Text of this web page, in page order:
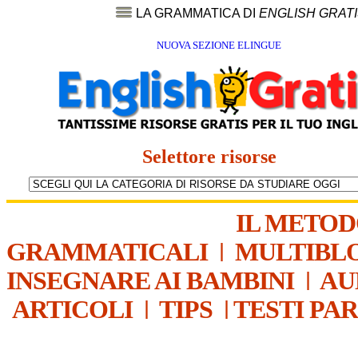
LA GRAMMATICA DI ENGLISH
NUOVA SEZIONE ELINGUE
Selettore risorse
IL
GRAMMATICALI|
INSEGNARE AI BAMBINI|
ARTICOLI| TIPS | TESTI